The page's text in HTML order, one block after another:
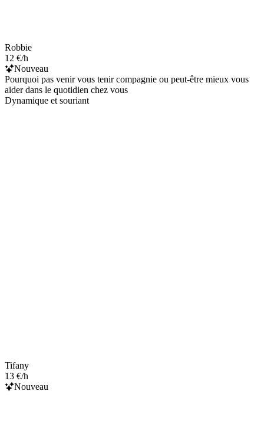
Robbie
12 €/h
Nouveau
Pourquoi pas venir vous tenir compagnie ou peut-être mieux vous
aider dans le quotidien chez vous
Dynamique et souriant
Tifany
13 €/h
Nouveau